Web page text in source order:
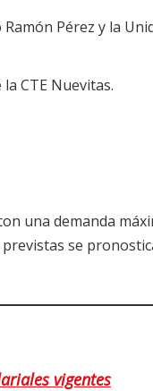
Pérez y la
CTE Nuevitas.
una demanda
se
vigentes